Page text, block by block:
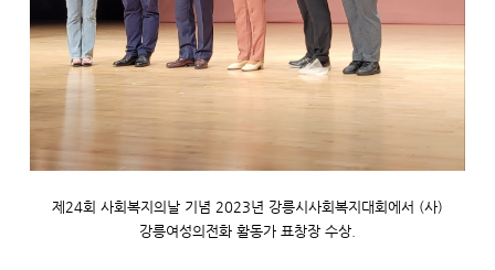
제24회 사회복지의날 기념 2023년 강릉시사회복지대회에서 (사)
강릉여성의전화 활동가 표창장 수상.